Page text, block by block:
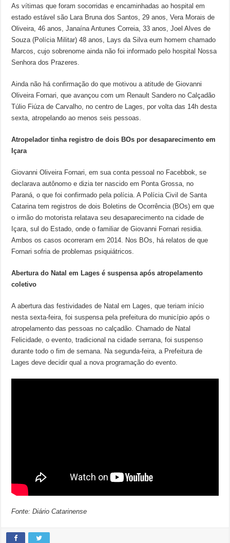
As vítimas que foram socorridas e encaminhadas ao hospital em
estado estável são Lara Bruna dos Santos, 29 anos, Vera Morais de
Oliveira, 46 anos, Janaína Antunes Correia, 33 anos, Joel Alves de
Souza (Polícia Militar) 48 anos, Lays da Silva eum homem chamado
Marcos, cujo sobrenome ainda não foi informado pelo hospital Nossa
Senhora dos Prazeres.
Ainda não há confirmação do que motivou a atitude de Giovanni
Oliveira Fornari, que avançou com um Renault Sandero no Calçadão
Túlio Fiúza de Carvalho, no centro de Lages, por volta das 14h desta
sexta, atropelando ao menos seis pessoas.
Atropelador tinha registro de dois BOs por desaparecimento em
Içara
Giovanni Oliveira Fornari, em sua conta pessoal no Facebbok, se
declarava autônomo e dizia ter nascido em Ponta Grossa, no
Paraná, o que foi confirmado pela polícia. A Polícia Civil de Santa
Catarina tem registros de dois Boletins de Ocorrência (BOs) em que
o irmão do motorista relatava seu desaparecimento na cidade de
Içara, sul do Estado, onde o familiar de Giovanni Fornari residia.
Ambos os casos ocorreram em 2014. Nos BOs, há relatos de que
Fornari sofria de problemas psiquiátricos.
Abertura do Natal em Lages é suspensa após atropelamento
coletivo
A abertura das festividades de Natal em Lages, que teriam início
nesta sexta-feira, foi suspensa pela prefeitura do município após o
atropelamento das pessoas no calçadão. Chamado de Natal
Felicidade, o evento, tradicional na cidade serrana, foi suspenso
durante todo o fim de semana. Na segunda-feira, a Prefeitura de
Lages deve decidir qual a nova programação do evento.
Fonte: Diário Catarinense